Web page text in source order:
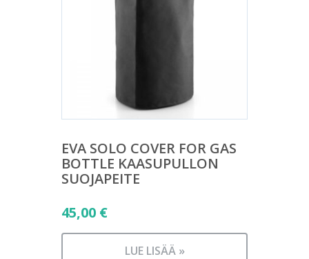
EVA SOLO COVER FOR GAS
BOTTLE KAASUPULLON
SUOJAPEITE
45,00 €
LUE LISÄÄ »